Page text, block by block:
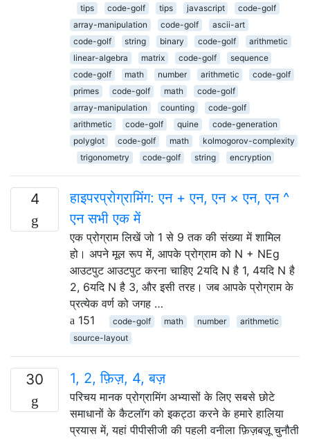
tips
code-golf tips javascript
code-golf
array-manipulation
code-golf
ascii-art
code-golf
string binary code-golf
arithmetic
linear-algebra
matrix code-golf
sequence
code-golf
math number arithmetic
code-golf
primes
code-golf math
code-golf
array-manipulation
counting
code-golf
arithmetic
code-golf quine
code-generation
polyglot
code-golf math
kolmogorov-complexity
trigonometry
code-golf string encryption
4
हाइपरप्रोग्रामिंग: एन + एन, एन × एन, एन ^
एन सभी एक में
एक प्रोग्राम लिखें जो 1 से 9 तक की संख्या में शामिल
हो। अपने मूल रूप में, आपके प्रोग्राम को N + NEg
आउटपुट आउटपुट करना चाहिए 2यदि N है 1, 4यदि N है
2, 6यदि N है 3, और इसी तरह। जब आपके प्रोग्राम के
प्रत्येक वर्ण को जगह …
151
code-golf math number
arithmetic
source-layout
30 1, 2, फ़िज़, 4, बज़
परिचय मानक प्रोग्रामिंग अभ्यासों के लिए सबसे छोटे
समाधानों के कैटलॉग को इकट्ठा करने के हमारे हालिया
प्रयास में, यहां पीपीसीजी की पहली वनीला फ़िज़बज़ू चुनौती